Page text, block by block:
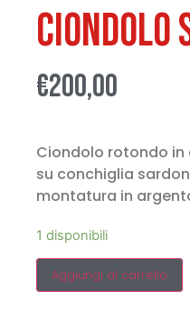
Ciondolo
€200,00
Ciondolo rotondo in
su conchiglia
montatura in
1 disponibili
Aggiungi al carrello